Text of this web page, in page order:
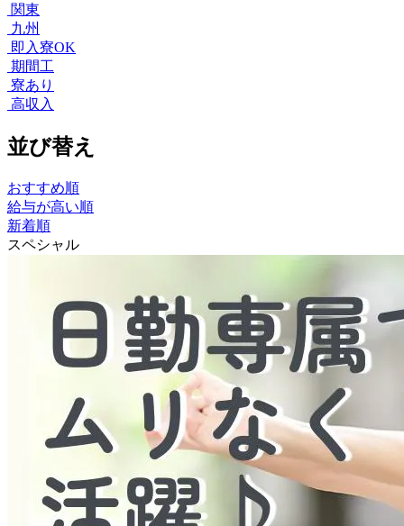
関東
九州
即入寮OK
期間工
寮あり
高収入
並び替え
おすすめ順
給与が高い順
新着順
スペシャル